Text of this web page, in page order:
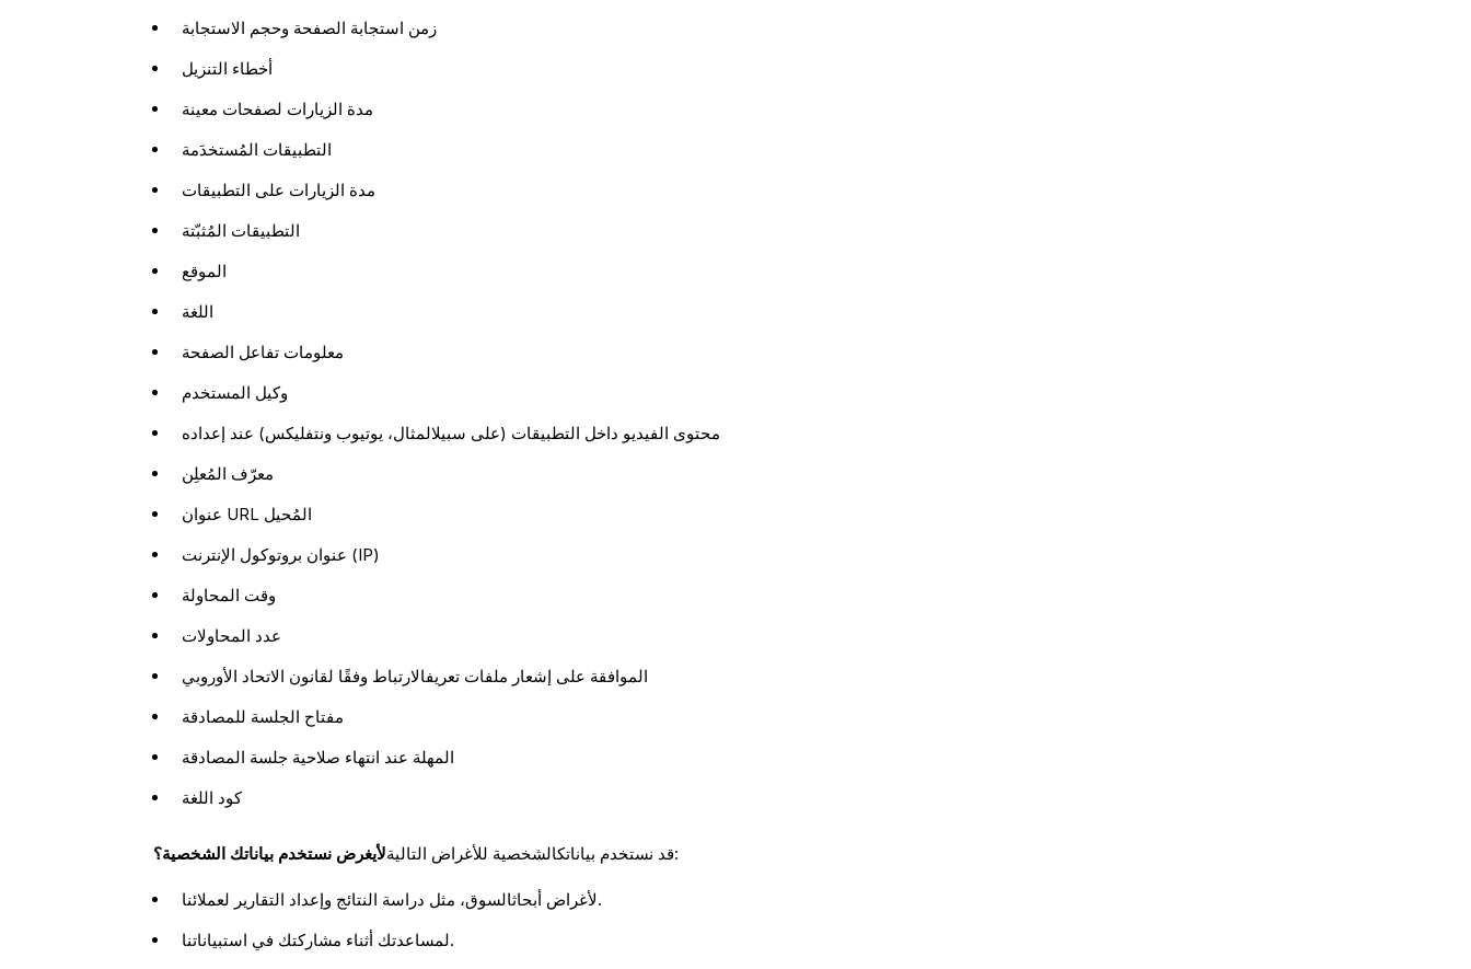
زمن استجابة الصفحة وحجم الاستجابة
أخطاء التنزيل
مدة الزيارات لصفحات معينة
التطبيقات المُستخدَمة
مدة الزيارات على التطبيقات
التطبيقات المُثبّتة
الموقع
اللغة
معلومات تفاعل الصفحة
وكيل المستخدم
محتوى الفيديو داخل التطبيقات (على سبيلالمثال، يوتيوب ونتفليكس) عند إعداده
معرّف المُعلِن
عنوان URL المُحيل
عنوان بروتوكول الإنترنت (IP)
وقت المحاولة
عدد المحاولات
الموافقة على إشعار ملفات تعريفالارتباط وفقًا لقانون الاتحاد الأوروبي
مفتاح الجلسة للمصادقة
المهلة عند انتهاء صلاحية جلسة المصادقة
كود اللغة
لأيغرض نستخدم بياناتك الشخصية؟ قد نستخدم بياناتكالشخصية للأغراض التالية:
لأغراض أبحاثالسوق، مثل دراسة النتائج وإعداد التقارير لعملائنا.
لمساعدتك أثناء مشاركتك في استبياناتنا.